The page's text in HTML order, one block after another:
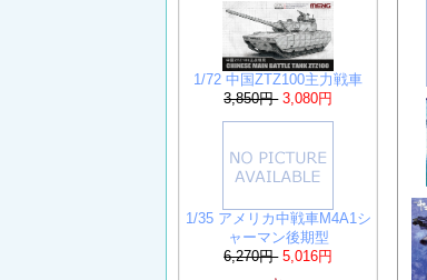
1/72 中国ZTZ100主力戦車
3,850円 3,080円
1/35 アメリカ中戦車M4A1シ
ャーマン後期型
6,270円 5,016円